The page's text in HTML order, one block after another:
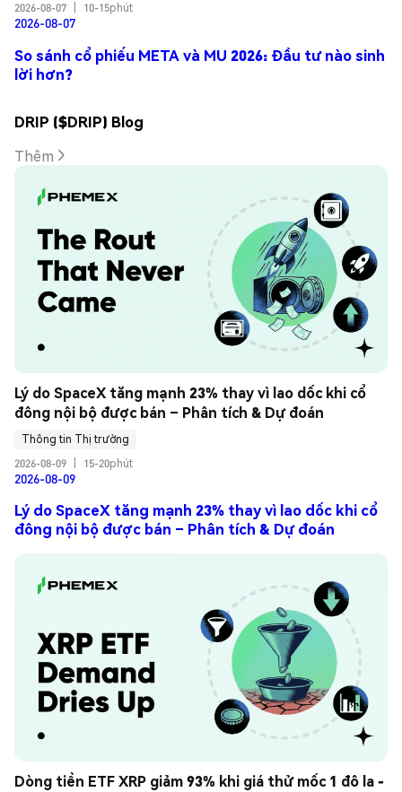
2026-08-07
10-15phút
2026-08-07
So sánh cổ phiếu META và MU 2026: Đầu tư nào sinh
lời hơn?
DRIP ($DRIP) Blog
Thêm
Lý do SpaceX tăng mạnh 23% thay vì lao dốc khi cổ
đông nội bộ được bán – Phân tích & Dự đoán
Thông tin Thị trường
2026-08-09
15-20phút
2026-08-09
Lý do SpaceX tăng mạnh 23% thay vì lao dốc khi cổ
đông nội bộ được bán – Phân tích & Dự đoán
Dòng tiền ETF XRP giảm 93% khi giá thử mốc 1 đô la -